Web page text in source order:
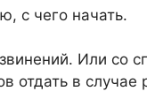
с чего начать.
Или со
отдать в случае